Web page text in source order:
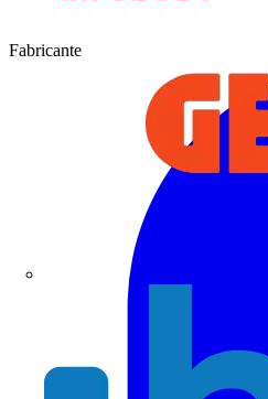
Fabricante